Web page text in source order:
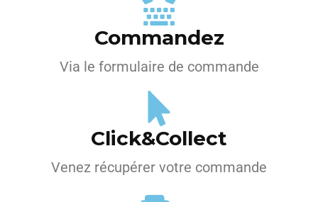
Commandez
Via le formulaire de commande
Click&Collect
Venez récupérer votre commande